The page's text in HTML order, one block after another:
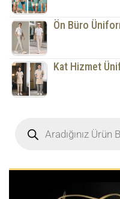
Ön Büro
Kat Hizmet